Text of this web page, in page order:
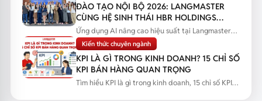
ĐÀO TẠO NỘI BỘ 2026: LANGMASTER
CÙNG HỆ SINH THÁI HBR HOLDINGS
NÂNG CAO NĂNG LỰC ỨNG DỤNG AI
Ứng dụng AI nâng cao hiệu suất tại Langmaster
qua chương trình đào tạo...
Kiến thức chuyên ngành
KPI LÀ GÌ TRONG KINH DOANH? 15 CHỈ SỐ
KPI BÁN HÀNG QUAN TRỌNG
Tìm hiểu KPI là gì trong kinh doanh, 15 chỉ số KPI